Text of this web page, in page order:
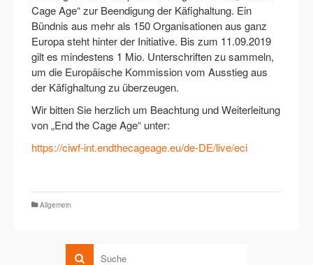
Cage Age“ zur Beendigung der Käfighaltung. Ein
Bündnis aus mehr als 150 Organisationen aus ganz
Europa steht hinter der Initiative. Bis zum 11.09.2019
gilt es mindestens 1 Mio. Unterschriften zu sammeln,
um die Europäische Kommission vom Ausstieg aus
der Käfighaltung zu überzeugen.
Wir bitten Sie herzlich um Beachtung und Weiterleitung
von „End the Cage Age“ unter:
https://ciwf-int.endthecageage.eu/de-DE/live/eci
Allgemein